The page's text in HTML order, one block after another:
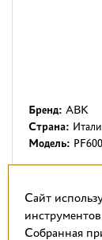
Бренд: ABK
Страна:
Модель:
Cайт
Собранная